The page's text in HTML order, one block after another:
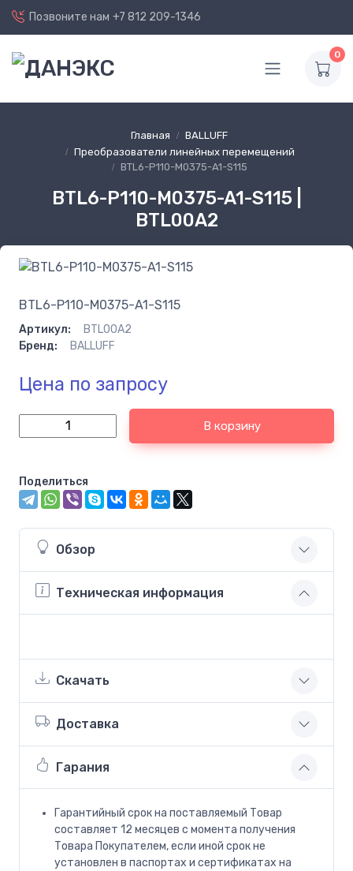
Позвоните нам +7 812 209-1346
0
Главная
BALLUFF
Преобразователи линейных перемещений
BTL6-P110-M0375-A1-S115
BTL6-P110-M0375-A1-S115 |
BTL00A2
BTL6-P110-M0375-A1-S115
Артикул:
BTL00A2
Бренд:
BALLUFF
Цена по запросу
В корзину
Поделиться
Обзор
Техническая информация
Скачать
Доставка
Гарания
Гарантийный срок на поставляемый Товар
составляет 12 месяцев с момента получения
Товара Покупателем, если иной срок не
установлен в паспортах и сертификатах на